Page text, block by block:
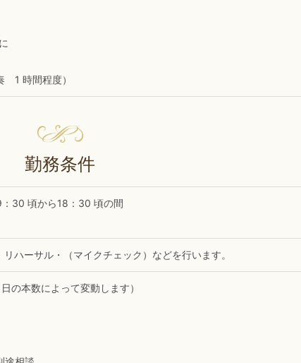
1 時間程度）
勤務条件
30 頃から18：30 頃の間
ハーサル・（マイクチェック）などを行います。
の本数によって変動します）